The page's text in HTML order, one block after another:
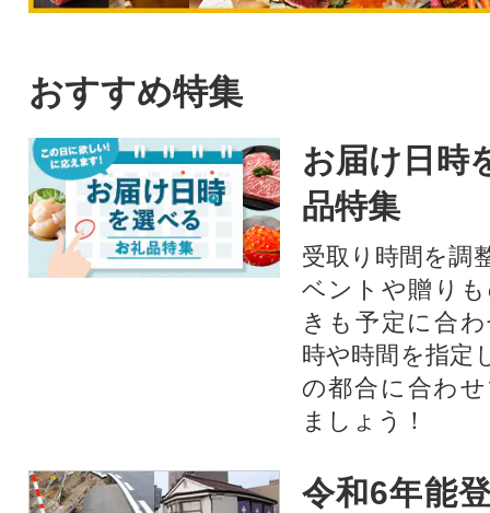
おすすめ特集
お届け日時
品特集
受取り時間を調
ベントや贈り
きも予定に合
時や時間を指定
の都合に合わ
ましょう！
令和6年能